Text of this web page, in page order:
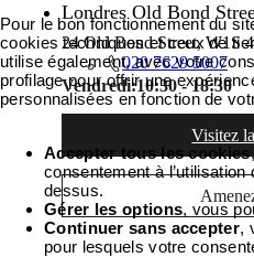
Londres Old Bond
24 Old Bond Street, W1S
020 7629 5007
Vendredi:10:30 - 18:30
Visitez
Pour le bon fonctionnement du
cookies techniques et ceux de
utilise également, avec votre
profilage pour offrir une
personnalisées en fonction de
Accepter tous les cookies
consentement à
dessus.
Gérer les options, vous
Continuer sans accepter,
pour lesquels votre